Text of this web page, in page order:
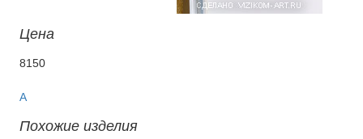
Цена
8150
A
Похожие изделия